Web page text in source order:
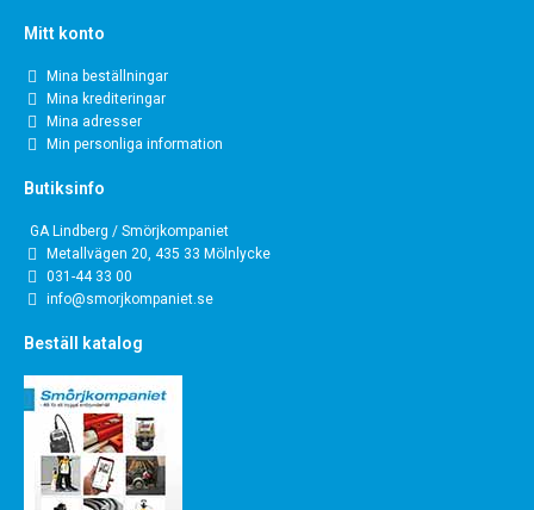
Mitt konto
Mina beställningar
Mina krediteringar
Mina adresser
Min personliga information
Butiksinfo
GA Lindberg / Smörjkompaniet
Metallvägen 20, 435 33 Mölnlycke
031-44 33 00
info@smorjkompaniet.se
Beställ katalog